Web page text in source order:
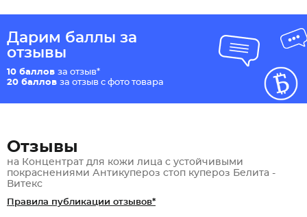
Дарим баллы за
отзывы
10 баллов за отзыв*
20 баллов за отзыв с фото товара
Отзывы
на Концентрат для кожи лица с устойчивыми
покраснениями Антикупероз стоп купероз Белита -
Витекс
Правила публикации отзывов*